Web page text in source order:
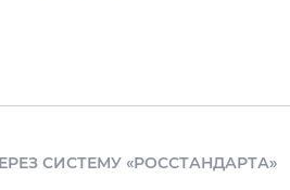
СИСТЕМУ «РОССТАНДАРТА»